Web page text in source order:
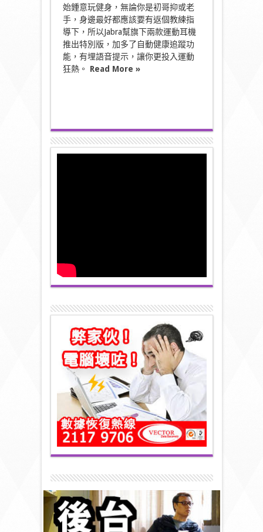
始鍾意玩健身，無論你是初哥抑或老
手，身邊最好都應該要有返個教練指
導下，所以Jabra幫旗下兩款運動耳機
推出特別版，加多了自動健康追蹤功
能，有埋語音提示，讓你更投入運動
狂熱。 Read More »